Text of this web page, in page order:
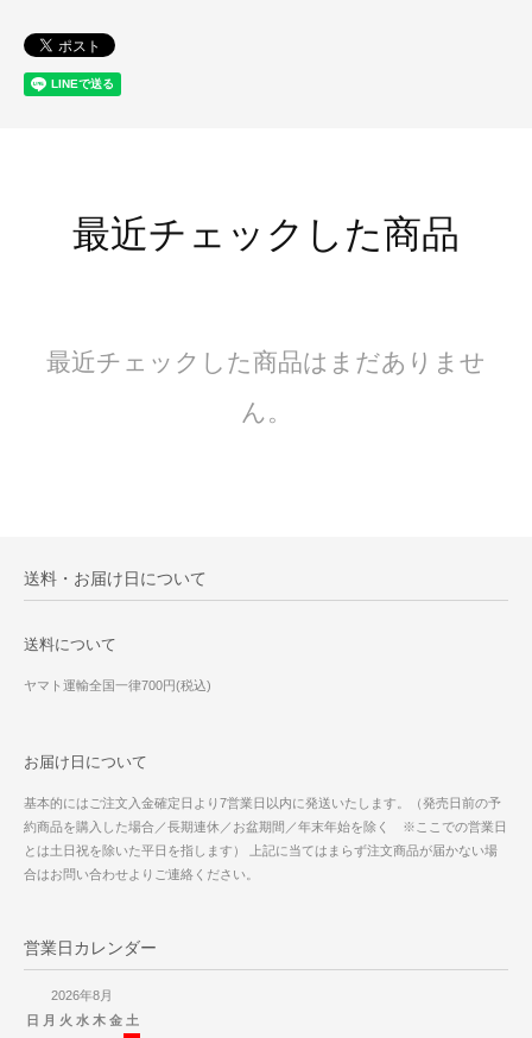
最近チェックした商品
最近チェックした商品はまだありませ
ん。
送料・お届け日について
送料について
ヤマト運輸全国一律700円(税込)
お届け日について
基本的にはご注文入金確定日より7営業日以内に発送いたします。（発売日前の予
約商品を購入した場合／長期連休／お盆期間／年末年始を除く ※ここでの営業日
とは土日祝を除いた平日を指します） 上記に当てはまらず注文商品が届かない場
合はお問い合わせよりご連絡ください。
営業日カレンダー
2026年8月
日 月 火 水 木 金 土